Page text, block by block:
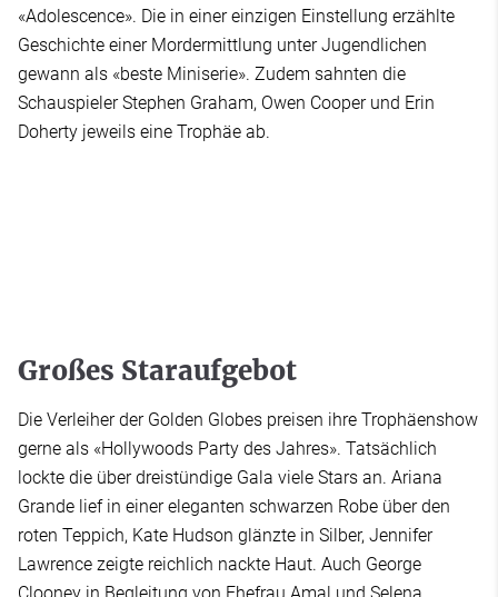
«Adolescence». Die in einer einzigen Einstellung erzählte
Geschichte einer Mordermittlung unter Jugendlichen
gewann als «beste Miniserie». Zudem sahnten die
Schauspieler Stephen Graham, Owen Cooper und Erin
Doherty jeweils eine Trophäe ab.
Großes Staraufgebot
Die Verleiher der Golden Globes preisen ihre Trophäenshow
gerne als «Hollywoods Party des Jahres». Tatsächlich
lockte die über dreistündige Gala viele Stars an. Ariana
Grande lief in einer eleganten schwarzen Robe über den
roten Teppich, Kate Hudson glänzte in Silber, Jennifer
Lawrence zeigte reichlich nackte Haut. Auch George